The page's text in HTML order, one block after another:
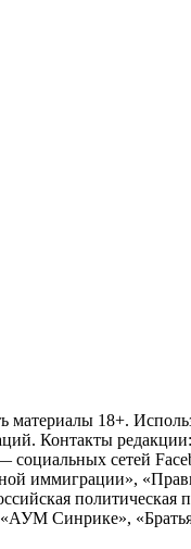
материалы 18+.
Контакты редакции:
сетей
иммиграции»,
Синрике»,